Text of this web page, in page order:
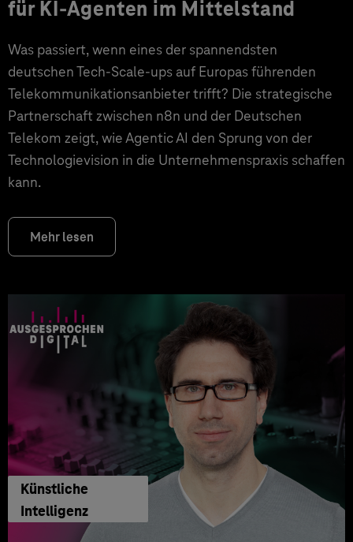
für KI-Agenten im Mittelstand
Was passiert, wenn eines der spannendsten
deutschen Tech-Scale-ups auf Europas führenden
Telekommunikationsanbieter trifft? Die strategische
Partnerschaft zwischen n8n und der Deutschen
Telekom zeigt, wie Agentic AI den Sprung von der
Technologievision in die Unternehmenspraxis schaffen
kann.
Mehr lesen
Künstliche
Intelligenz